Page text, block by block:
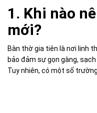
1. Khi nào
mới?
Bàn thờ gia tiên là nơi linh
bảo đảm sự gọn gàng,
Tuy nhiên, có một số